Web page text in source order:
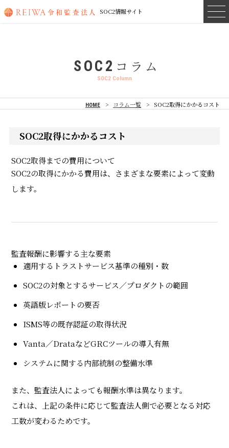
SOC2情報サイト
SOC2 コラム
SOC2 Column
HOME コラム一覧 SOC2取得にかかるコスト
SOC2取得にかかるコスト
SOC2取得までの費用について
SOC2の取得にかかる費用は、さまざまな要素によって変動
します。
監査報酬に影響する主な要素
適用するトラストサービス基準の種別・数
SOC2の対象とするサービス／プロダクトの範囲
英語版レポートの要否
ISMS等の既存認証の取得状況
Vanta／DrataなどGRCツールの導入有無
システムに関する内部統制の整備水準
また、監査法人によっても報酬水準は異なります。
これは、上記の条件に応じて監査法人側で必要となる対応
工数が変わるためです。